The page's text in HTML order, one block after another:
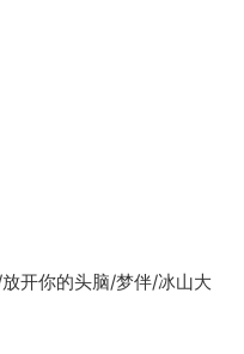
开你的头脑/梦伴/冰山大